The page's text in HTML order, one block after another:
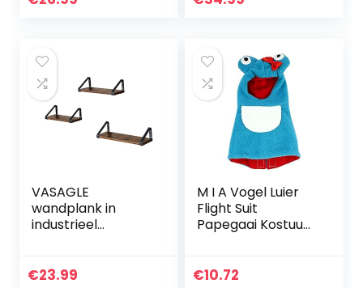
VASAGLE
wandplank in
industrieel
set van 3,
€23.99
M I A Vogel Luier
Flight Suit
Papegaai Kostuum
voor Cockatiel
€10.72